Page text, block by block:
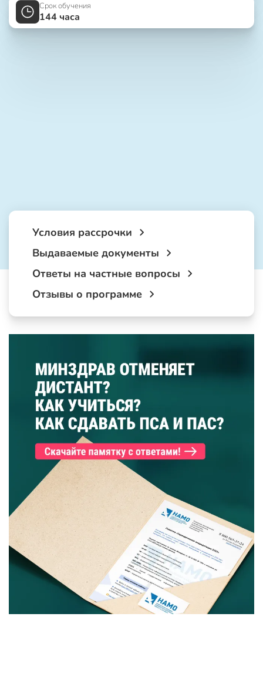
Срок обучения
144 часа
Условия рассрочки
Выдаваемые документы
Ответы на частные вопросы
Отзывы о программе